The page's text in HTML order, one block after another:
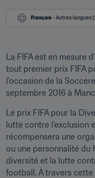
Français - Autres langues
La FIFA est en mesure
tout premier prix FIFA
l’occasion de la
septembre 2016 à
Le prix FIFA pour la
lutte contre
récompensera une
ou une personnalité du
diversité et la lutte
football. À travers